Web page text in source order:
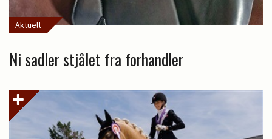
Aktuelt
Ni sadler stjålet fra forhandler